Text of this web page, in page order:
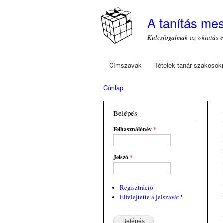
A tanítás
Kulcsfogalmak az oktatás
Főmenü
Címszavak Tételek tanár
Címlap
Belépés
Felhasználónév*
Jelszó*
Regisztráció
Elfelejtette a jelszavát?